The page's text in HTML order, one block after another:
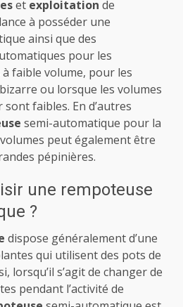
et exploitation de
à posséder une
ainsi que des
pour les
faible volume, pour les
ou lorsque les volumes
faibles. En d’autres
semi-automatique pour la
peut également être
pépinières.
une rempoteuse
?
dispose généralement d’une
qui utilisent des pots de
lorsqu’il s’agit de changer de
pendant l’activité de